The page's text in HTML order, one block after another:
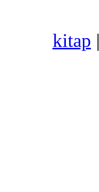
kitap